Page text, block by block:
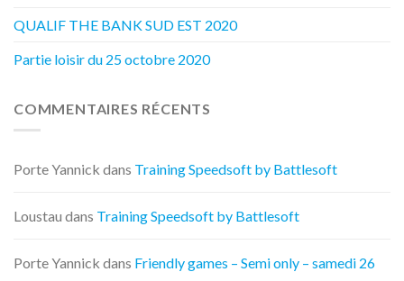
QUALIF THE BANK SUD EST 2020
Partie loisir du 25 octobre 2020
COMMENTAIRES RÉCENTS
Porte Yannick dans Training Speedsoft by Battlesoft
Loustau dans Training Speedsoft by Battlesoft
Porte Yannick dans Friendly games – Semi only – samedi 26